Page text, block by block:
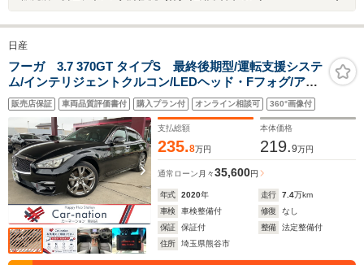
日産
フーガ 3.7 370GT タイプS 最終後期型/運転支援システ
ム/インテリジェントクルコン/LEDヘッド・Fフォグ/アク
ティブAFS/純正20インチAW/スポーツサス/4WAS/Pシー
ト/Pオットマン/アラウンドビュー/HDDカーウイングスナ
ビ/フルセグ/DVD/Bluetooth
販売店保証 車両品質評価書付 購入プラン付 オンライン相談可 360°画像付
支払総額
235.8万円
本体価格
219.9万円
通常ローン 月々35,600円
年式 2020年 走行 7.4万km
車検
車検整備付 修復
なし
保証
保証付 整備
法定整備付
住所
埼玉県熊谷市